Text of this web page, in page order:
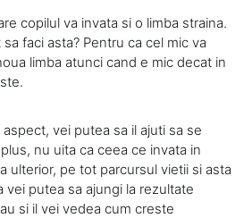
copilul va invata si o limba straina.
faci asta? Pentru ca cel mic va
limba atunci cand e mic decat in
vei putea sa il ajuti sa se
nu uita ca ceea ce invata in
ulterior, pe tot parcursul vietii si asta
vei putea sa ajungi la rezultate
si il vei vedea cum creste